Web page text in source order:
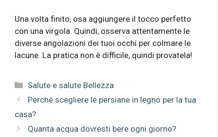
Una volta finito, osa aggiungere il tocco perfetto
con una virgola. Quindi, osserva attentamente le
diverse angolazioni dei tuoi occhi per colmare le
lacune. La pratica non è difficile, quindi provatela!
Categorie
Salute e salute Bellezza
Perché scegliere le persiane in legno per la tua
casa?
Quanta acqua dovresti bere ogni giorno?